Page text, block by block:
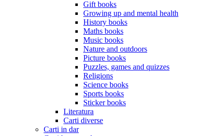
Gift books
Growing up and mental health
History books
Maths books
Music books
Nature and outdoors
Picture books
Puzzles, games and quizzes
Religions
Science books
Sports books
Sticker books
Literatura
Carti diverse
Carti in dar